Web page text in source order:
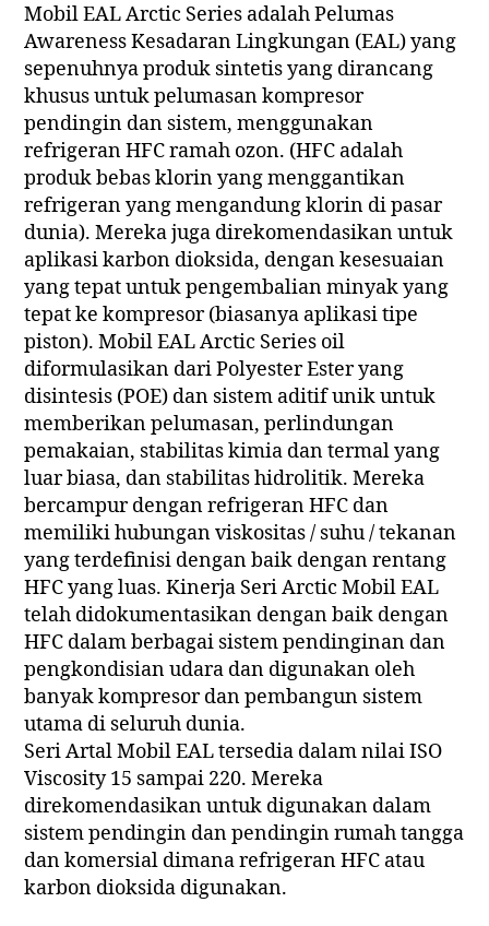
Mobil EAL Arctic Series adalah Pelumas
Awareness Kesadaran Lingkungan (EAL) yang
sepenuhnya produk sintetis yang dirancang
khusus untuk pelumasan kompresor
pendingin dan sistem, menggunakan
refrigeran HFC ramah ozon. (HFC adalah
produk bebas klorin yang menggantikan
refrigeran yang mengandung klorin di pasar
dunia). Mereka juga direkomendasikan untuk
aplikasi karbon dioksida, dengan kesesuaian
yang tepat untuk pengembalian minyak yang
tepat ke kompresor (biasanya aplikasi tipe
piston). Mobil EAL Arctic Series oil
diformulasikan dari Polyester Ester yang
disintesis (POE) dan sistem aditif unik untuk
memberikan pelumasan, perlindungan
pemakaian, stabilitas kimia dan termal yang
luar biasa, dan stabilitas hidrolitik. Mereka
bercampur dengan refrigeran HFC dan
memiliki hubungan viskositas / suhu / tekanan
yang terdefinisi dengan baik dengan rentang
HFC yang luas. Kinerja Seri Arctic Mobil EAL
telah didokumentasikan dengan baik dengan
HFC dalam berbagai sistem pendinginan dan
pengkondisian udara dan digunakan oleh
banyak kompresor dan pembangun sistem
utama di seluruh dunia.
Seri Artal Mobil EAL tersedia dalam nilai ISO
Viscosity 15 sampai 220. Mereka
direkomendasikan untuk digunakan dalam
sistem pendingin dan pendingin rumah tangga
dan komersial dimana refrigeran HFC atau
karbon dioksida digunakan.